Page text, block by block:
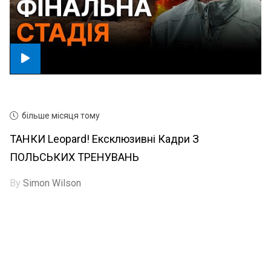
більше місяця тому
ТАНКИ Leopard! Ексклюзивні Кадри З
ПОЛЬСЬКИХ ТРЕНУВАНЬ
BySimon Wilson